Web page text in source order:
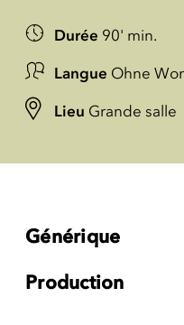
Durée 90' min.
Langue Ohne
Lieu Grande salle
Générique
Production